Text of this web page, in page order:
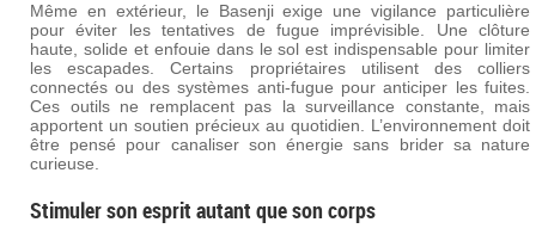
Même en extérieur, le Basenji exige une vigilance particulière
pour éviter les tentatives de fugue imprévisible. Une clôture
haute, solide et enfouie dans le sol est indispensable pour limiter
les escapades. Certains propriétaires utilisent des colliers
connectés ou des systèmes anti-fugue pour anticiper les fuites.
Ces outils ne remplacent pas la surveillance constante, mais
apportent un soutien précieux au quotidien. L’environnement doit
être pensé pour canaliser son énergie sans brider sa nature
curieuse.
Stimuler son esprit autant que son corps